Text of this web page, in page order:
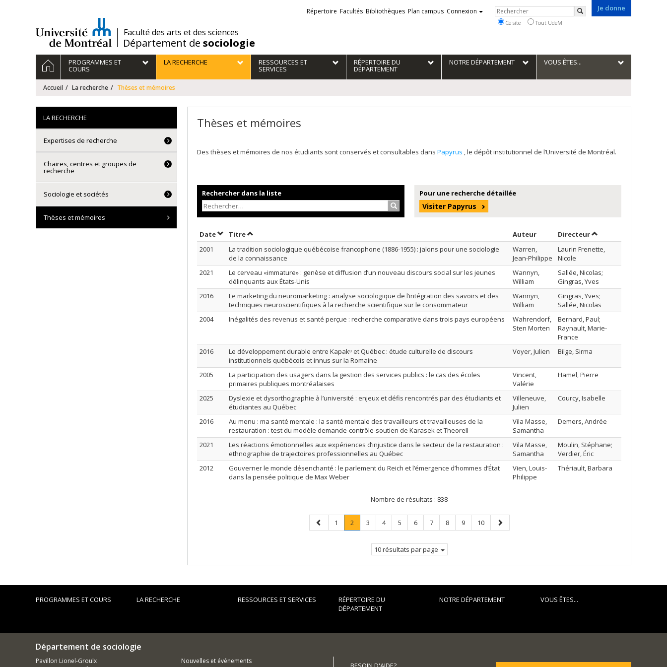
/Faculté des arts et des sciences
Département de sociologie
Je donne
Liens
externes
Répertoire Facultés Bibliothèques Plan campus Connexion Rechercher
Rechercher
Ce site Tout UdeM
Navigation
principale
ACCUEILPROGRAMMES ET
COURS
LA RECHERCHE RESSOURCES ET
SERVICES
RÉPERTOIRE DU
DÉPARTEMENT
NOTRE DÉPARTEMENT VOUS ÊTES...
Accueil La recherche Thèses et mémoires
Thèses et mémoires
Des thèses et mémoires de nos étudiants sont conservés et consultables dans Papyrus , le dépôt institutionnel de l’Université de Montréal.
Rechercher dans la liste
Rechercher…
Pour une recherche détaillée
Visiter Papyrus
DateTrier par date en ordre décroissant
TitreTrier par titre en ordre décroissant Auteur Trier par auteur en ordre décroissant
Directeurpar contributeur en
2001
La tradition sociologique québécoise francophone (1886-1955) : jalons pour une sociologie
de la connaissance
Warren,
Jean-Philippe
Laurin Frenette,
Nicole
2021
Le cerveau «immature» : genèse et diffusion d’un nouveau discours social sur les jeunes
délinquants aux États-Unis
Wannyn,
William
Sallée, Nicolas;
Gingras, Yves
2016
Le marketing du neuromarketing : analyse sociologique de l’intégration des savoirs et des
techniques neuroscientifiques à la recherche scientifique sur le consommateur
Wannyn,
William
Gingras, Yves;
Sallée, Nicolas
2004
Inégalités des revenus et santé perçue : recherche comparative dans trois pays européens
Wahrendorf,
Sten Morten
Bernard, Paul;
Raynault, Marie-
France
2016
Le développement durable entre Kapakᶸ et Québec : étude culturelle de discours
institutionnels québécois et innus sur la Romaine
Voyer, Julien Bilge, Sirma
2005
La participation des usagers dans la gestion des services publics : le cas des écoles
primaires publiques montréalaises
Vincent,
Valérie
Hamel, Pierre
2025
Dyslexie et dysorthographie à l’université : enjeux et défis rencontrés par des étudiants et
étudiantes au Québec
Villeneuve,
Julien
Courcy, Isabelle
2016
Au menu : ma santé mentale : la santé mentale des travailleurs et travailleuses de la
restauration : test du modèle demande-contrôle-soutien de Karasek et Theorell
Vila Masse,
Samantha
Demers, Andrée
2021
Les réactions émotionnelles aux expériences d’injustice dans le secteur de la restauration :
ethnographie de trajectoires professionnelles au Québec
Vila Masse,
Samantha
Moulin, Stéphane;
Verdier, Éric
2012
Gouverner le monde désenchanté : le parlement du Reich et l’émergence d’hommes d’État
dans la pensée politique de Max Weber
Vien, Louis-
Philippe
Thériault, Barbara
Nombre de résultats : 838
Page
précédente
Page
1 Page
2.
Page
Page
3 Page
4 Page
5 Page
6 Page
7 Page
8 Page
9 Page
10
Page
suivante
10 résultats par page
LA RECHERCHE
Expertises de recherche
Chaires, centres et groupes de
recherche
Sociologie et sociétés
Thèses et mémoires
PROGRAMMES ET COURS LA RECHERCHE RESSOURCES ET SERVICES
RÉPERTOIRE DU
DÉPARTEMENT
NOTRE DÉPARTEMENT VOUS ÊTES...
Département de sociologie
Pavillon Lionel-Groulx
Nouvelles et événements